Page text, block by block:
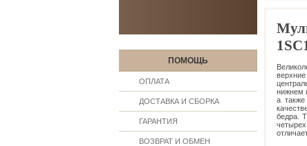
ПОМОЩЬ
ОПЛАТА
ДОСТАВКА И СБОРКА
ГАРАНТИЯ
ВОЗВРАТ И ОБМЕН
нижнем
а
бедра.